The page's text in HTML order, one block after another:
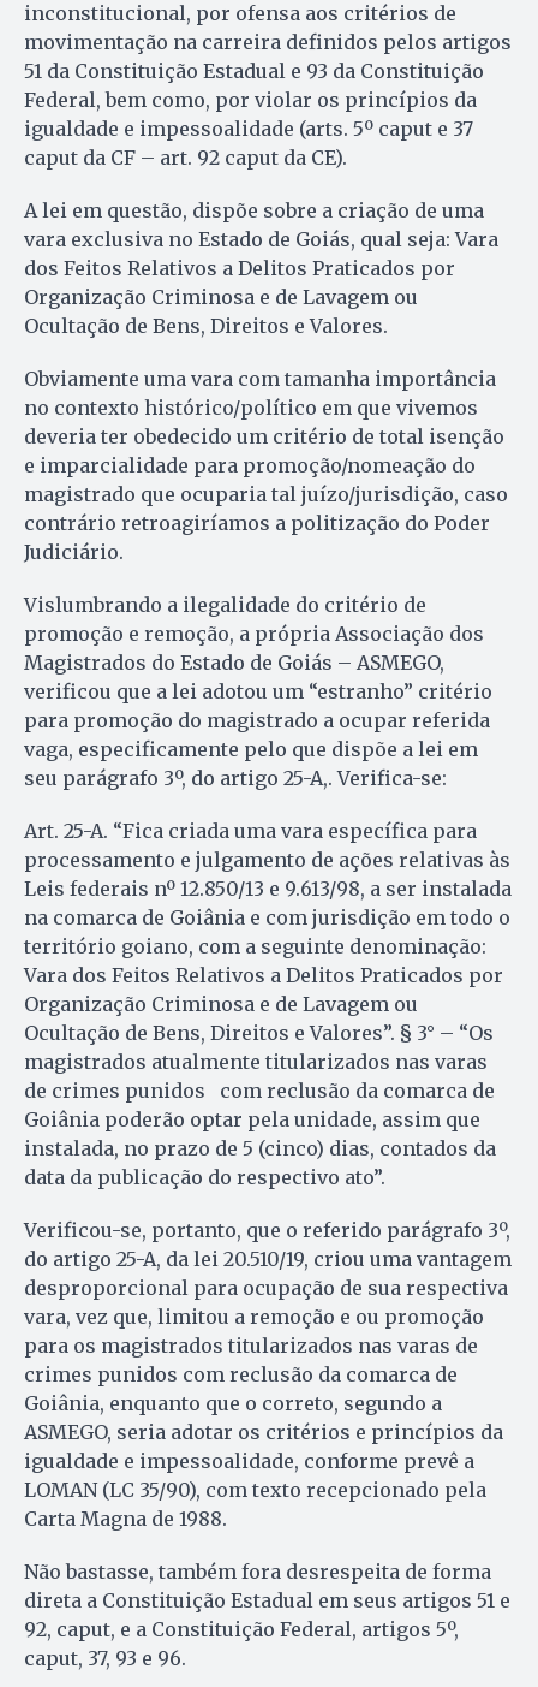
inconstitucional, por ofensa aos critérios de
movimentação na carreira definidos pelos artigos
51 da Constituição Estadual e 93 da Constituição
Federal, bem como, por violar os princípios da
igualdade e impessoalidade (arts. 5º caput e 37
caput da CF – art. 92 caput da CE).
A lei em questão, dispõe sobre a criação de uma
vara exclusiva no Estado de Goiás, qual seja: Vara
dos Feitos Relativos a Delitos Praticados por
Organização Criminosa e de Lavagem ou
Ocultação de Bens, Direitos e Valores.
Obviamente uma vara com tamanha importância
no contexto histórico/político em que vivemos
deveria ter obedecido um critério de total isenção
e imparcialidade para promoção/nomeação do
magistrado que ocuparia tal juízo/jurisdição, caso
contrário retroagiríamos a politização do Poder
Judiciário.
Vislumbrando a ilegalidade do critério de
promoção e remoção, a própria Associação dos
Magistrados do Estado de Goiás – ASMEGO,
verificou que a lei adotou um “estranho” critério
para promoção do magistrado a ocupar referida
vaga, especificamente pelo que dispõe a lei em
seu parágrafo 3º, do artigo 25-A,. Verifica-se:
Art. 25-A. “Fica criada uma vara específica para
processamento e julgamento de ações relativas às
Leis federais nº 12.850/13 e 9.613/98, a ser instalada
na comarca de Goiânia e com jurisdição em todo o
território goiano, com a seguinte denominação:
Vara dos Feitos Relativos a Delitos Praticados por
Organização Criminosa e de Lavagem ou
Ocultação de Bens, Direitos e Valores”. § 3° – “Os
magistrados atualmente titularizados nas varas
de crimes punidos com reclusão da comarca de
Goiânia poderão optar pela unidade, assim que
instalada, no prazo de 5 (cinco) dias, contados da
data da publicação do respectivo ato”.
Verificou-se, portanto, que o referido parágrafo 3º,
do artigo 25-A, da lei 20.510/19, criou uma vantagem
desproporcional para ocupação de sua respectiva
vara, vez que, limitou a remoção e ou promoção
para os magistrados titularizados nas varas de
crimes punidos com reclusão da comarca de
Goiânia, enquanto que o correto, segundo a
ASMEGO, seria adotar os critérios e princípios da
igualdade e impessoalidade, conforme prevê a
LOMAN (LC 35/90), com texto recepcionado pela
Carta Magna de 1988.
Não bastasse, também fora desrespeita de forma
direta a Constituição Estadual em seus artigos 51 e
92, caput, e a Constituição Federal, artigos 5º,
caput, 37, 93 e 96.